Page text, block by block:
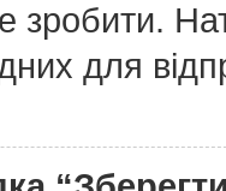
зробити.
для